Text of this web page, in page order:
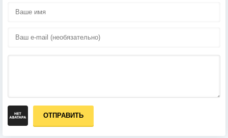
ОТПРАВИТЬ